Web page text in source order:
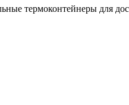
термоконтейнеры для